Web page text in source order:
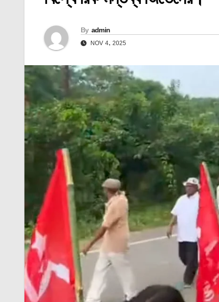
By admin
NOV 4, 2025